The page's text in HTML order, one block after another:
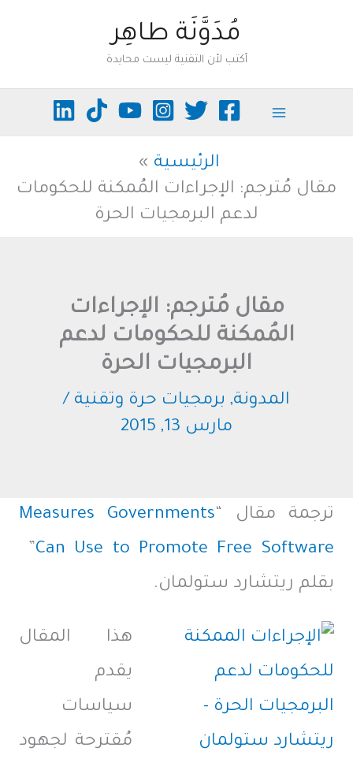
المحتوى
مُدَوَّنَة طاهِر
أكتب لأن التقنية ليست محايدة
الرئيسية
مقال مُترجم: الإجراءات المُمكنة للحكومات
لدعم البرمجيات الحرة
مقال مُترجم: الإجراءات
المُمكنة للحكومات لدعم
البرمجيات الحرة
المدونة, برمجيات حرة وتقنية /
مارس 13, 2015
ترجمة مقال “Measures Governments
Can Use to Promote Free Software
”
بقلم ريتشارد ستولمان.
هذا المقال
يقدم
سياسات
مُقترحة لجهود